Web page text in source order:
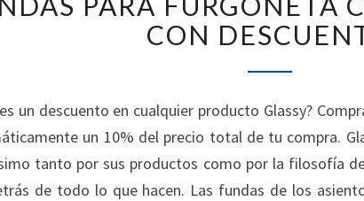
PARA
CAMPER
GLASSY
CON
un descuento en cualquier producto Glassy?
un 10% del precio total de tu compra.
tanto por sus productos como por la filosofía
de todo lo que hacen. Las fundas de los